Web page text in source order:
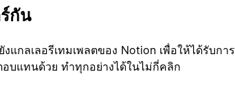
กัน
แกลเลอรีเทมเพลตของ Notion เพื่อให้ได้รับการ
บแทนด้วย ทำทุกอย่างได้ในไม่กี่คลิก